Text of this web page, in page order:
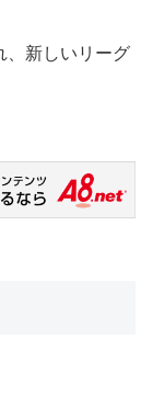
、新しいリーグ